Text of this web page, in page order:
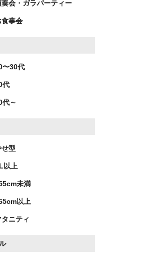
奏会・ガラパーティー
食事会
〜30代
代
代～
せ型
以上
未満
以上
タニティ